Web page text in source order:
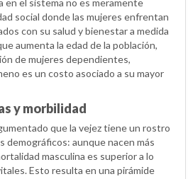
social donde las mujeres enfrentan
con su salud y bienestar a medida
aumenta la edad de la población,
de mujeres dependientes,
es un costo asociado a su mayor
y morbilidad
que la vejez tiene un rostro
demográficos: aunque nacen más
masculina es superior a lo
Esto resulta en una pirámide